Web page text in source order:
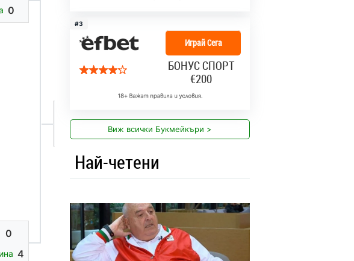
0
0
4
Белград
Войводина 1
#3
Играй Сега
БОНУС СПОРТ
€200
Виж всички Букмейкъри >
Най-четени